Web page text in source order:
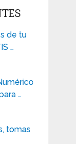
de tu
…
…
tomas